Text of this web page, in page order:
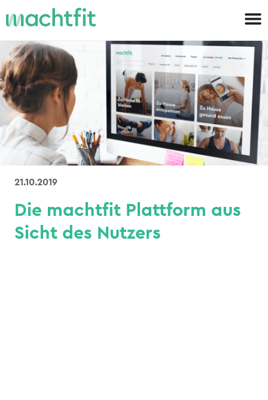
21.10.2019
Die machtfit Plattform aus
Sicht des Nutzers